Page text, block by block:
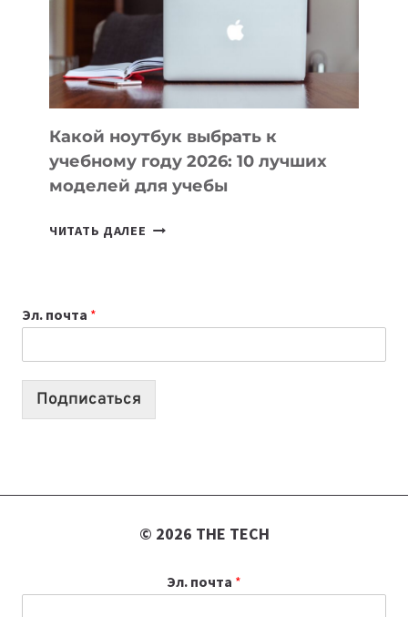
СОЗДАВАТЬ
БЕЗ
СЛОЖНОГО
КОДА
Какой ноутбук выбрать к
учебному году 2026: 10 лучших
моделей для учебы
ЧИТАТЬ ДАЛЕЕ КАКОЙ
2026:
10
Эл. почта *
Подписаться
© 2026 THE TECH
Эл. почта *